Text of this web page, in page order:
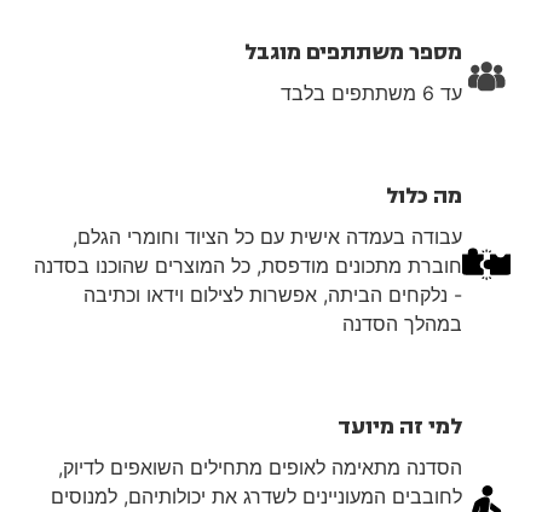
מספר משתתפים מוגבל
עד 6 משתתפים בלבד
מה כלול
עבודה בעמדה אישית עם כל הציוד וחומרי הגלם,
חוברת מתכונים מודפסת, כל המוצרים שהוכנו בסדנה
- נלקחים הביתה, אפשרות לצילום וידאו וכתיבה
במהלך הסדנה
למי זה מיועד
הסדנה מתאימה לאופים מתחילים השואפים לדיוק,
לחובבים המעוניינים לשדרג את יכולותיהם, למנוסים